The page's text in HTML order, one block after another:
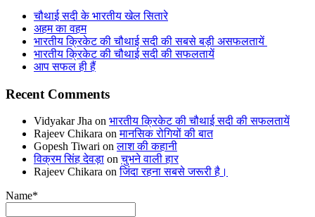
चौथाई सदी के भारतीय खेल सितारे
अहम का वहम
भारतीय क्रिकेट की चौथाई सदी की सबसे बड़ी असफलतायें
भारतीय क्रिकेट की चौथाई सदी की सफलतायें
आप सफल ही हैं
Recent Comments
Vidyakar Jha on भारतीय क्रिकेट की चौथाई सदी की सफलतायें
Rajeev Chikara onमानसिक रोगियों की बात
Gopesh Tiwari onलाश की कहानी
विक्रम सिंह देवड़ा onचुभने वाली हार
Rajeev Chikara onजिंदा रहना सबसे जरूरी है।
Name*